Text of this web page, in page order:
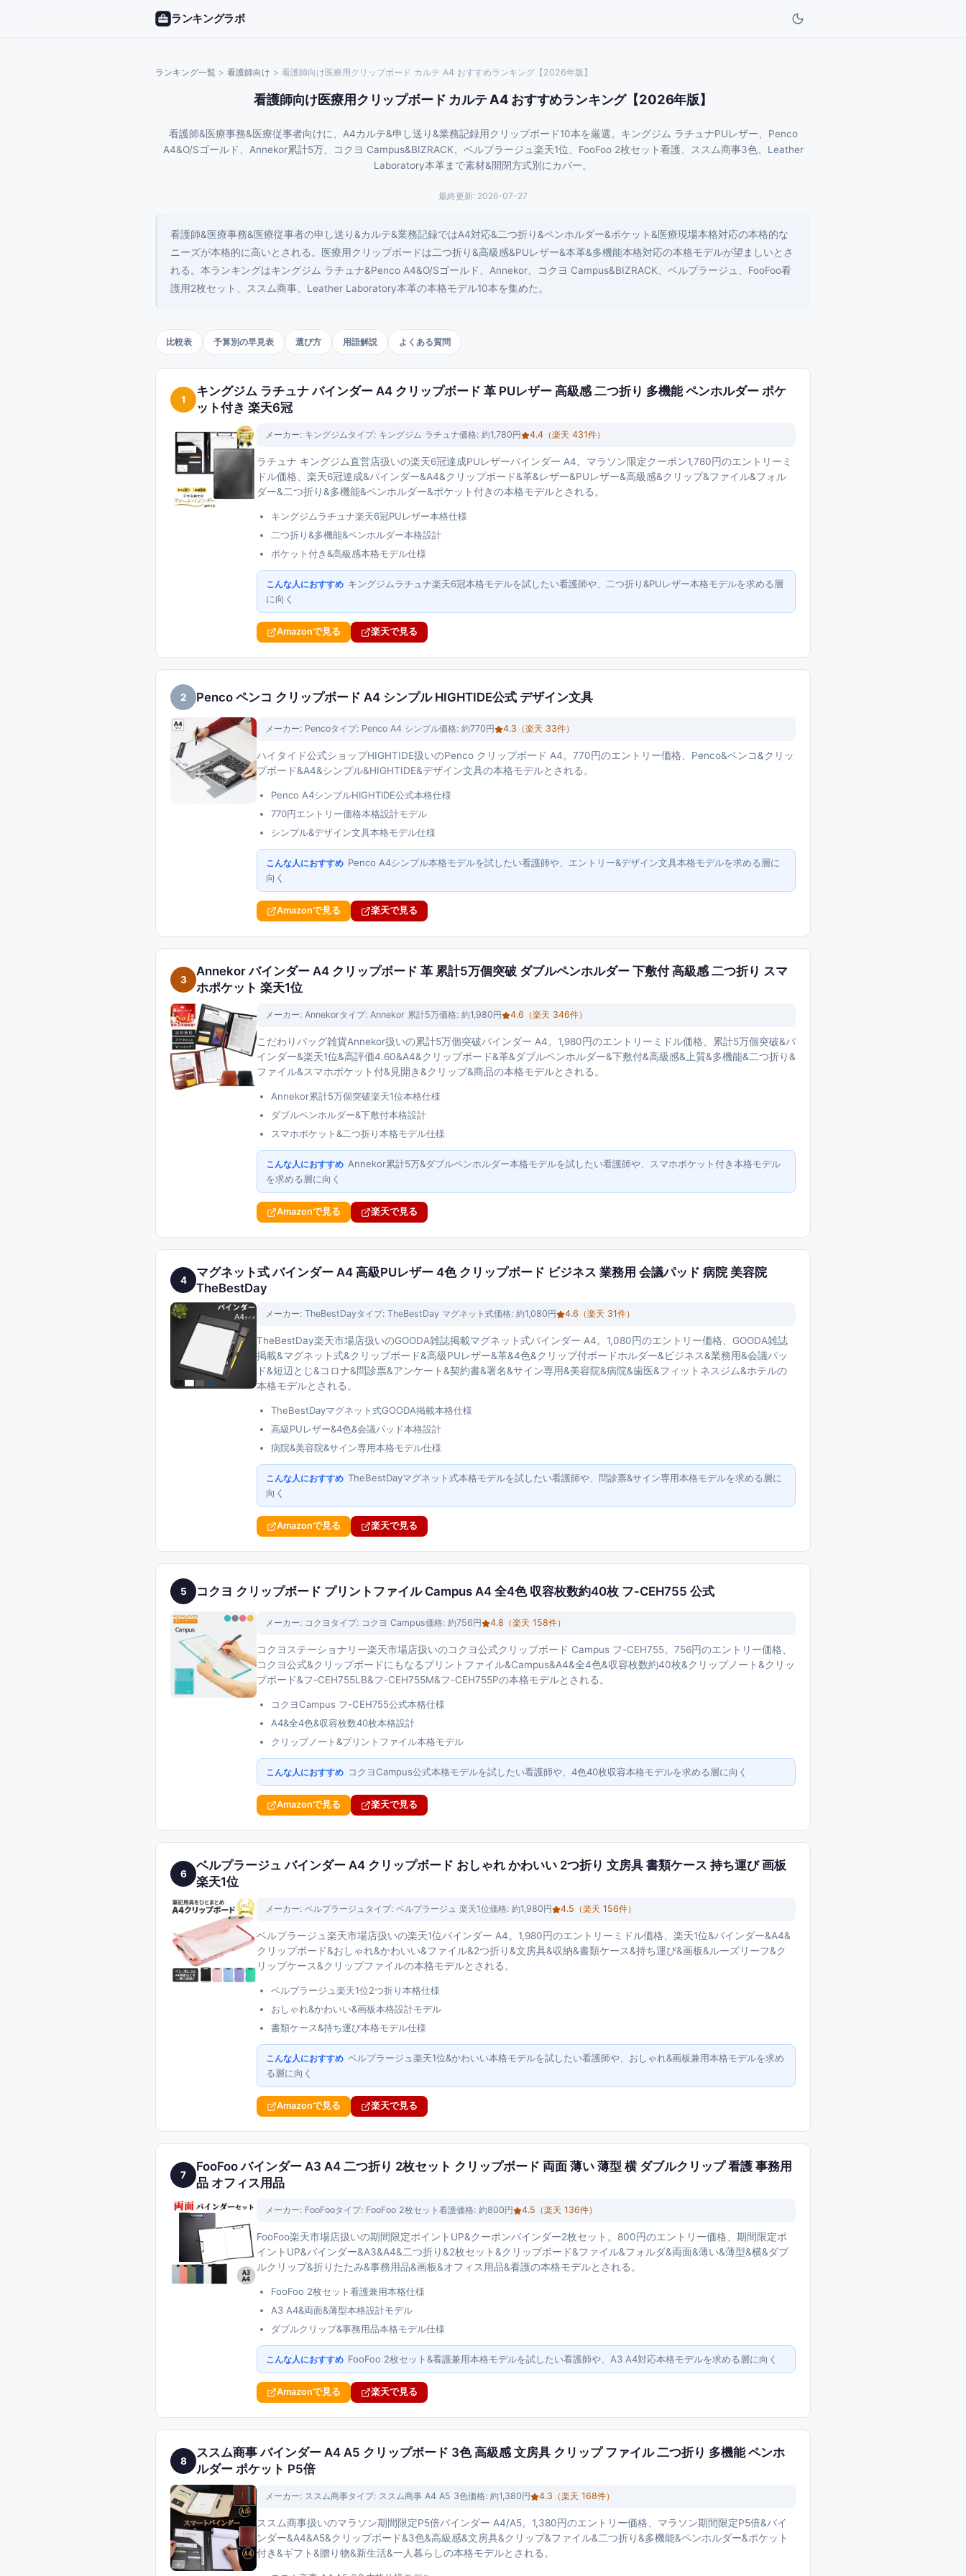
ランキングラボ
ランキング一覧 > 看護師向け > 看護師向け医療用クリップボード カルテ A4 おすすめランキング【2026年版】
看護師向け医療用クリップボード カルテ A4 おすすめランキング【2026年版】
看護師&医療事務&医療従事者向けに、A4カルテ&申し送り&業務記録用クリップボード10本を厳選。キングジム ラチュナPUレザー、Penco
A4&O/Sゴールド、Annekor累計5万、コクヨ Campus&BIZRACK、ベルプラージュ楽天1位、FooFoo 2枚セット看護、ススム商事3色、Leather
Laboratory本革まで素材&開閉方式別にカバー。
最終更新: 2026-07-27
看護師&医療事務&医療従事者の申し送り&カルテ&業務記録ではA4対応&二つ折り&ペンホルダー&ポケット&医療現場本格対応の本格的な
ニーズが本格的に高いとされる。医療用クリップボードは二つ折り&高級感&PUレザー&本革&多機能本格対応の本格モデルが望ましいとさ
れる。本ランキングはキングジム ラチュナ&Penco A4&O/Sゴールド、Annekor、コクヨ Campus&BIZRACK、ベルプラージュ、FooFoo看
護用2枚セット、ススム商事、Leather Laboratory本革の本格モデル10本を集めた。
比較表 予算別の早見表 選び方 用語解説 よくある質問
1
キングジム ラチュナ バインダー A4 クリップボード 革 PUレザー 高級感 二つ折り 多機能 ペンホルダー ポケ
ット付き 楽天6冠
メーカー: キングジムタイプ: キングジム ラチュナ価格: 約1,780円 4.4 （楽天 431件）
ラチュナ キングジム直営店扱いの楽天6冠達成PUレザーバインダー A4。マラソン限定クーポン1,780円のエントリーミ
ドル価格、楽天6冠達成&バインダー&A4&クリップボード&革&レザー&PUレザー&高級感&クリップ&ファイル&フォル
ダー&二つ折り&多機能&ペンホルダー&ポケット付きの本格モデルとされる。
キングジムラチュナ楽天6冠PUレザー本格仕様
二つ折り&多機能&ペンホルダー本格設計
ポケット付き&高級感本格モデル仕様
こんな人におすすめ キングジムラチュナ楽天6冠本格モデルを試したい看護師や、二つ折り&PUレザー本格モデルを求める層
に向く
Amazonで見る 楽天で見る
2 Penco ペンコ クリップボード A4 シンプル HIGHTIDE公式 デザイン文具
メーカー: Pencoタイプ: Penco A4 シンプル価格: 約770円 4.3 （楽天 33件）
ハイタイド公式ショップHIGHTIDE扱いのPenco クリップボード A4。770円のエントリー価格、Penco&ペンコ&クリッ
プボード&A4&シンプル&HIGHTIDE&デザイン文具の本格モデルとされる。
Penco A4シンプルHIGHTIDE公式本格仕様
770円エントリー価格本格設計モデル
シンプル&デザイン文具本格モデル仕様
こんな人におすすめ Penco A4シンプル本格モデルを試したい看護師や、エントリー&デザイン文具本格モデルを求める層に
向く
Amazonで見る 楽天で見る
3
Annekor バインダー A4 クリップボード 革 累計5万個突破 ダブルペンホルダー 下敷付 高級感 二つ折り スマ
ホポケット 楽天1位
メーカー: Annekorタイプ: Annekor 累計5万価格: 約1,980円 4.6 （楽天 346件）
こだわりバッグ雑貨Annekor扱いの累計5万個突破バインダー A4。1,980円のエントリーミドル価格、累計5万個突破&バ
インダー&楽天1位&高評価4.60&A4&クリップボード&革&ダブルペンホルダー&下敷付&高級感&上質&多機能&二つ折り&
ファイル&スマホポケット付&見開き&クリップ&商品の本格モデルとされる。
Annekor累計5万個突破楽天1位本格仕様
ダブルペンホルダー&下敷付本格設計
スマホポケット&二つ折り本格モデル仕様
こんな人におすすめ Annekor累計5万&ダブルペンホルダー本格モデルを試したい看護師や、スマホポケット付き本格モデル
を求める層に向く
Amazonで見る 楽天で見る
4
マグネット式 バインダー A4 高級PUレザー 4色 クリップボード ビジネス 業務用 会議パッド 病院 美容院
TheBestDay
メーカー: TheBestDayタイプ: TheBestDay マグネット式価格: 約1,080円 4.6 （楽天 31件）
TheBestDay楽天市場店扱いのGOODA雑誌掲載マグネット式バインダー A4。1,080円のエントリー価格、GOODA雑誌
掲載&マグネット式&クリップボード&高級PUレザー&革&4色&クリップ付ボードホルダー&ビジネス&業務用&会議パッ
ド&短辺とじ&コロナ&問診票&アンケート&契約書&署名&サイン専用&美容院&病院&歯医&フィットネスジム&ホテルの
本格モデルとされる。
TheBestDayマグネット式GOODA掲載本格仕様
高級PUレザー&4色&会議パッド本格設計
病院&美容院&サイン専用本格モデル仕様
こんな人におすすめ TheBestDayマグネット式本格モデルを試したい看護師や、問診票&サイン専用本格モデルを求める層に
向く
Amazonで見る 楽天で見る
5 コクヨ クリップボード プリントファイル Campus A4 全4色 収容枚数約40枚 フ-CEH755 公式
メーカー: コクヨ タイプ: コクヨ Campus価格: 約756円 4.8 （楽天 158件）
コクヨステーショナリー楽天市場店扱いのコクヨ公式クリップボード Campus フ-CEH755。756円のエントリー価格、
コクヨ公式&クリップボードにもなるプリントファイル&Campus&A4&全4色&収容枚数約40枚&クリップノート&クリッ
プボード&フ-CEH755LB&フ-CEH755M&フ-CEH755Pの本格モデルとされる。
コクヨCampus フ-CEH755公式本格仕様
A4&全4色&収容枚数40枚本格設計
クリップノート&プリントファイル本格モデル
こんな人におすすめ コクヨCampus公式本格モデルを試したい看護師や、4色40枚収容本格モデルを求める層に向く
Amazonで見る 楽天で見る
6
ベルプラージュ バインダー A4 クリップボード おしゃれ かわいい 2つ折り 文房具 書類ケース 持ち運び 画板
楽天1位
メーカー: ベルプラージュ タイプ: ベルプラージュ 楽天1位価格: 約1,980円 4.5 （楽天 156件）
ベルプラージュ楽天市場店扱いの楽天1位バインダー A4。1,980円のエントリーミドル価格、楽天1位&バインダー&A4&
クリップボード&おしゃれ&かわいい&ファイル&2つ折り&文房具&収納&書類ケース&持ち運び&画板&ルーズリーフ&ク
リップケース&クリップファイルの本格モデルとされる。
ベルプラージュ楽天1位2つ折り本格仕様
おしゃれ&かわいい&画板本格設計モデル
書類ケース&持ち運び本格モデル仕様
こんな人におすすめ ベルプラージュ楽天1位&かわいい本格モデルを試したい看護師や、おしゃれ&画板兼用本格モデルを求め
る層に向く
Amazonで見る 楽天で見る
7
FooFoo バインダー A3 A4 二つ折り 2枚セット クリップボード 両面 薄い 薄型 横 ダブルクリップ 看護 事務用
品 オフィス用品
メーカー: FooFooタイプ: FooFoo 2枚セット看護価格: 約800円 4.5 （楽天 136件）
FooFoo楽天市場店扱いの期間限定ポイントUP&クーポンバインダー2枚セット。800円のエントリー価格、期間限定ポ
イントUP&バインダー&A3&A4&二つ折り&2枚セット&クリップボード&ファイル&フォルダ&両面&薄い&薄型&横&ダブ
ルクリップ&折りたたみ&事務用品&画板&オフィス用品&看護の本格モデルとされる。
FooFoo 2枚セット看護兼用本格仕様
A3 A4&両面&薄型本格設計モデル
ダブルクリップ&事務用品本格モデル仕様
こんな人におすすめ FooFoo 2枚セット&看護兼用本格モデルを試したい看護師や、A3 A4対応本格モデルを求める層に向く
Amazonで見る 楽天で見る
8
ススム商事 バインダー A4 A5 クリップボード 3色 高級感 文房具 クリップ ファイル 二つ折り 多機能 ペンホ
ルダー ポケット P5倍
メーカー: ススム商事タイプ: ススム商事 A4 A5 3色価格: 約1,380円 4.3 （楽天 168件）
ススム商事扱いのマラソン期間限定P5倍バインダー A4/A5。1,380円のエントリー価格、マラソン期間限定P5倍&バイ
ンダー&A4&A5&クリップボード&3色&高級感&文房具&クリップ&ファイル&二つ折り&多機能&ペンホルダー&ポケット
付き&ギフト&贈り物&新生活&一人暮らしの本格モデルとされる。